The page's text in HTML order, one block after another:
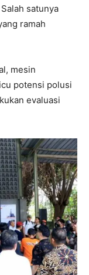
satunya
ramah
mesin
potensi polusi
evaluasi